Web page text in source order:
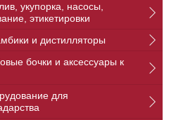
укупорка, насосы,
этикетировки
и дистилляторы
бочки и аксессуары к
для